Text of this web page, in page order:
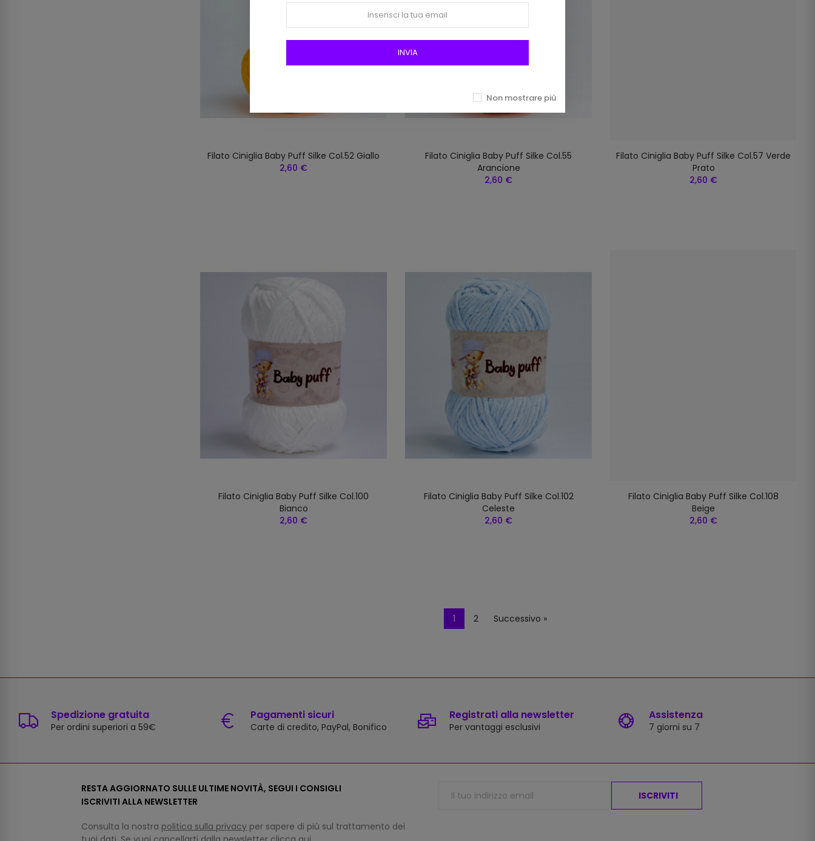
Filato Ciniglia Baby Puff Silke Col.52 Giallo
2,60 €
Filato Ciniglia Baby Puff Silke Col.55
Arancione
2,60 €
Filato Ciniglia Baby Puff Silke Col.57 Verde
Prato
2,60 €
Filato Ciniglia Baby Puff Silke Col.100
Bianco
2,60 €
Filato Ciniglia Baby Puff Silke Col.102
Celeste
2,60 €
Filato Ciniglia Baby Puff Silke Col.108
Beige
2,60 €
1 2 Successivo »
Spedizione gratuita
Per ordini superiori a 59€
Pagamenti sicuri
Carte di credito, PayPal, Bonifico
Registrati alla newsletter
Per vantaggi esclusivi
Assistenza
7 giorni su 7
RESTA AGGIORNATO SULLE ULTIME NOVITÀ, SEGUI I CONSIGLI
ISCRIVITI ALLA NEWSLETTER
Consulta la nostra politica sulla privacy per sapere di più sul trattamento dei
ISCRIVITI
INVIA
Non mostrare più